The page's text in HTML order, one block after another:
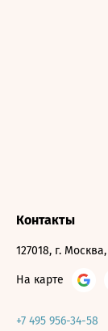
Контакты
127018, г.
На карте
+7 495 956-34-58